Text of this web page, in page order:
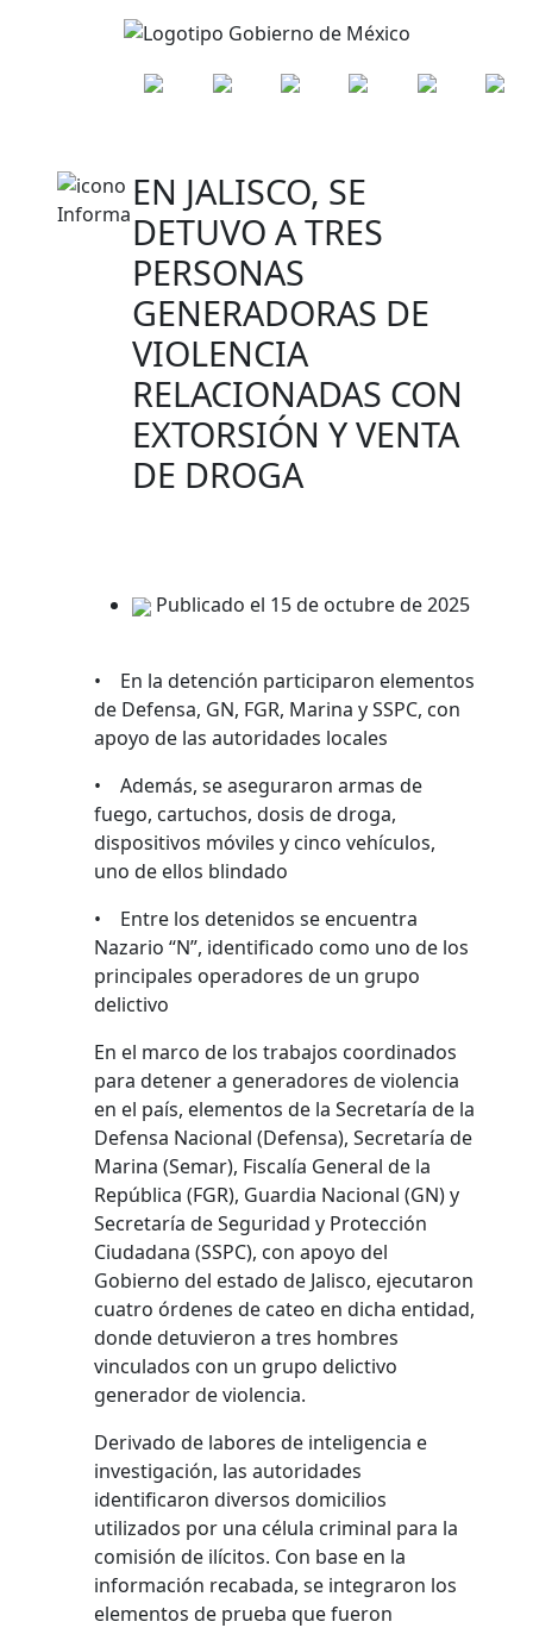
EN JALISCO, SE
DETUVO A TRES
PERSONAS
GENERADORAS DE
VIOLENCIA
RELACIONADAS CON
EXTORSIÓN Y VENTA
DE DROGA
Publicado el 15 de octubre de 2025
• En la detención participaron elementos
de Defensa, GN, FGR, Marina y SSPC, con
apoyo de las autoridades locales
• Además, se aseguraron armas de
fuego, cartuchos, dosis de droga,
dispositivos móviles y cinco vehículos,
uno de ellos blindado
• Entre los detenidos se encuentra
Nazario “N”, identificado como uno de los
principales operadores de un grupo
delictivo
En el marco de los trabajos coordinados
para detener a generadores de violencia
en el país, elementos de la Secretaría de la
Defensa Nacional (Defensa), Secretaría de
Marina (Semar), Fiscalía General de la
República (FGR), Guardia Nacional (GN) y
Secretaría de Seguridad y Protección
Ciudadana (SSPC), con apoyo del
Gobierno del estado de Jalisco, ejecutaron
cuatro órdenes de cateo en dicha entidad,
donde detuvieron a tres hombres
vinculados con un grupo delictivo
generador de violencia.
Derivado de labores de inteligencia e
investigación, las autoridades
identificaron diversos domicilios
utilizados por una célula criminal para la
comisión de ilícitos. Con base en la
información recabada, se integraron los
elementos de prueba que fueron